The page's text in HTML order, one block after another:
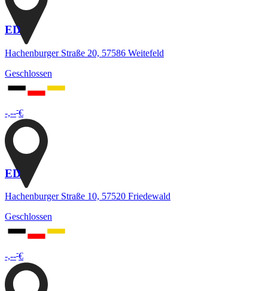
ED
Hachenburger Straße 20, 57586 Weitefeld
Geschlossen
-,---€
ED
Hachenburger Straße 10, 57520 Friedewald
Geschlossen
-,---€